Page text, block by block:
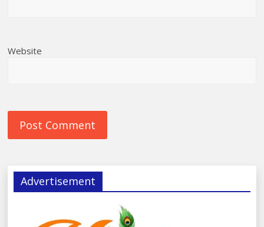
Website
Advertisement